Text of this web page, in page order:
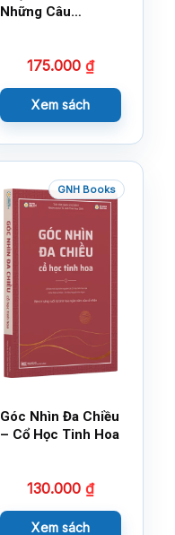
Những Câu
175.000 ₫
Xem sách
GNH Books
Góc Nhìn Đa Chiều
– Cổ Học Tinh Hoa
130.000 ₫
Xem sách